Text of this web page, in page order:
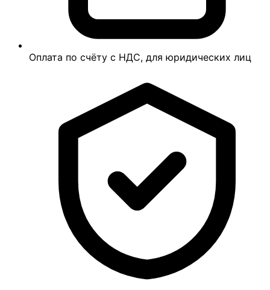
Оплата по счёту с НДС, для юридических лиц